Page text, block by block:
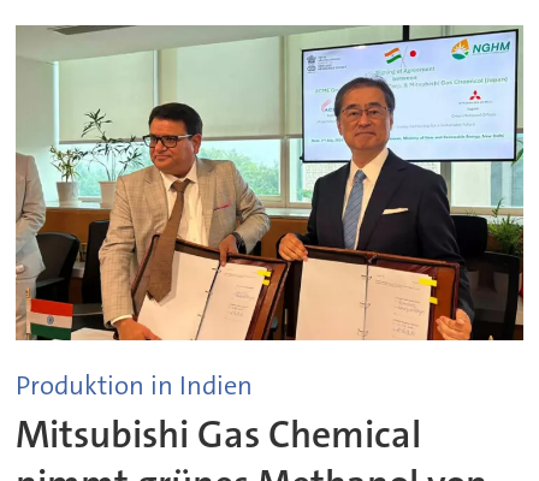
Produktion in Indien
Mitsubishi Gas Chemical